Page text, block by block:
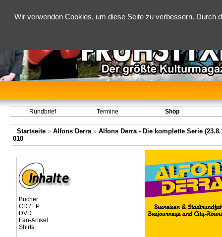
Wir verwenden Cookies, um diese Seite zu verbessern.
Rundbrief Termine Shop
Startseite» Alfons Derra» Alfons Derra - Die komplette Serie
010
Bücher
CD / LP
DVD
Fan-Artikel
Shirts